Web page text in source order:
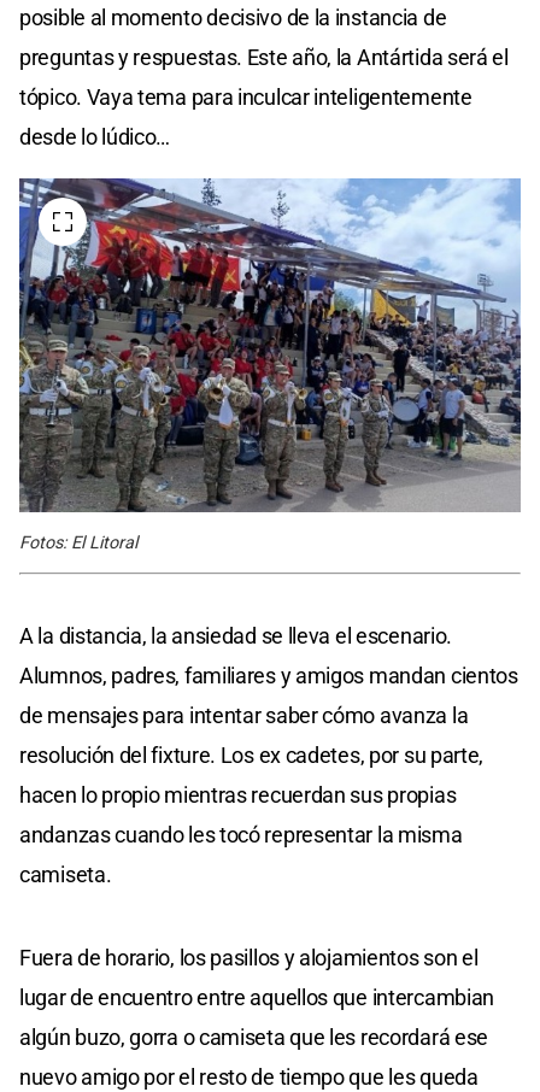
posible al momento decisivo de la instancia de
preguntas y respuestas. Este año, la Antártida será el
tópico. Vaya tema para inculcar inteligentemente
desde lo lúdico…
Fotos: El Litoral
A la distancia, la ansiedad se lleva el escenario.
Alumnos, padres, familiares y amigos mandan cientos
de mensajes para intentar saber cómo avanza la
resolución del fixture. Los ex cadetes, por su parte,
hacen lo propio mientras recuerdan sus propias
andanzas cuando les tocó representar la misma
camiseta.
Fuera de horario, los pasillos y alojamientos son el
lugar de encuentro entre aquellos que intercambian
algún buzo, gorra o camiseta que les recordará ese
nuevo amigo por el resto de tiempo que les queda